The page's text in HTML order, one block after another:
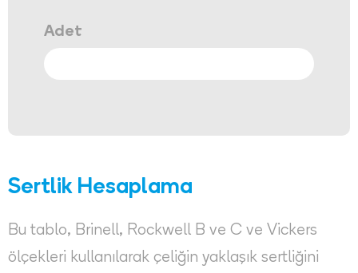
Adet
Sertlik Hesaplama
Bu tablo, Brinell, Rockwell B ve C ve Vickers
ölçekleri kullanılarak çeliğin yaklaşık sertliğini